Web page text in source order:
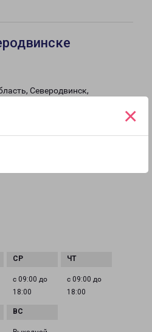
×
Северодвинск,
с 09:00 до
18:00
с 09:00 до
18:00